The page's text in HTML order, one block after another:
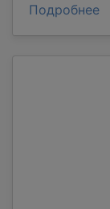
Подробнее